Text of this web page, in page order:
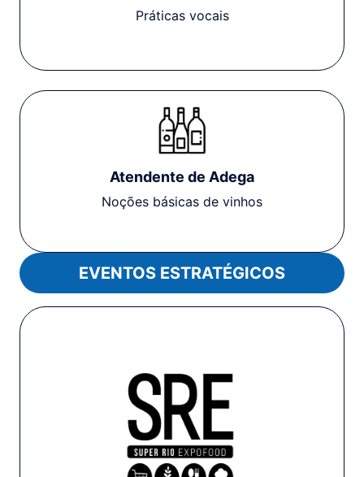
Práticas vocais
Atendente de Adega
Noções básicas de vinhos
EVENTOS ESTRATÉGICOS